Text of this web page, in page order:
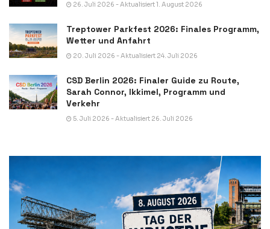
26. Juli 2026 - Aktualisiert 1. August 2026
Treptower Parkfest 2026: Finales Programm,
Wetter und Anfahrt
20. Juli 2026 - Aktualisiert 24. Juli 2026
CSD Berlin 2026: Finaler Guide zu Route,
Sarah Connor, Ikkimel, Programm und
Verkehr
5. Juli 2026 - Aktualisiert 26. Juli 2026